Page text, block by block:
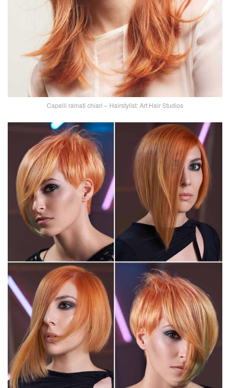
Capelli ramati chiari – Hairstylist: Art Hair Studios